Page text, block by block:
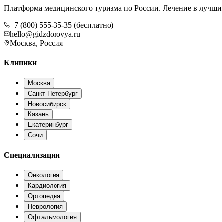
Платформа медицинского туризма по России. Лечение в
+7 (800) 555-35-35 (бесплатно)
hello@gidzdorovya.ru
Москва, Россия
Клиники
Москва
Санкт-Петербург
Новосибирск
Казань
Екатеринбург
Сочи
Специализации
Онкология
Кардиология
Ортопедия
Неврология
Офтальмология